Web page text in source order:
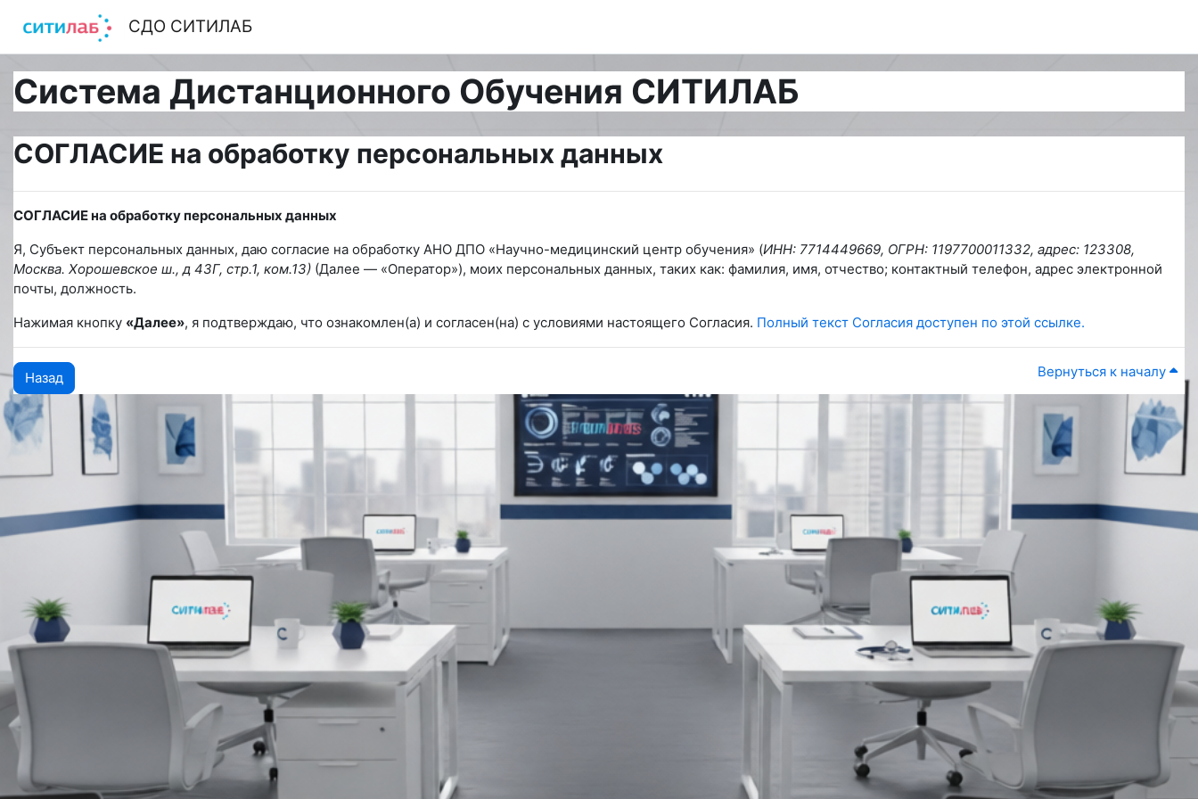
СДО СИТИЛАБ
Система Дистанционного Обучения СИТИЛАБ
СОГЛАСИЕ на обработку персональных данных
СОГЛАСИЕ на обработку персональных данных
Я, Субъект персональных данных, даю согласие на обработку АНО ДПО «Научно-медицинский центр обучения» (ИНН: 7714449669, ОГРН: 1197700011332, адрес: 123308,
Москва. Хорошевское ш., д 43Г, стр.1, ком.13) (Далее — «Оператор»), моих персональных данных, таких как: фамилия, имя, отчество; контактный телефон, адрес электронной
почты, должность.
Нажимая кнопку «Далее», я подтверждаю, что ознакомлен(а) и согласен(на) с условиями настоящего Согласия. Полный текст Согласия доступен по этой ссылке.
Назад Вернуться к началу